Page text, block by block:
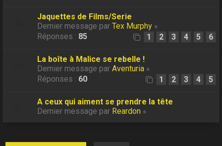
Jaquettes de Films/Serie
Dernier message parTex Murphy «
Réponses : 85 1 2 3 4 5 6
La boîte à Malice se rebelle !
Dernier message parAventuria «
Réponses : 60 1 2 3 4 5
A ceux qui aiment se prendre la tête
Dernier message par Reardon «